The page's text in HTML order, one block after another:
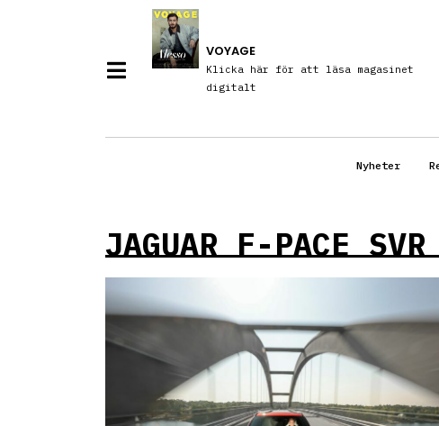
VOYAGE
Klicka här för att läsa magasinet
digitalt
Nyheter
JAGUAR F-PACE SVR